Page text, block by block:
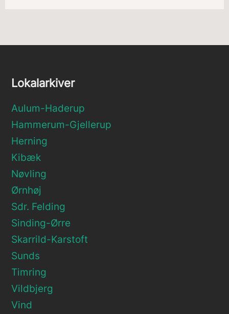
Lokalarkiver
Aulum-Haderup
Hammerum-Gjellerup
Herning
Kibæk
Nøvling
Ørnhøj
Sdr. Felding
Sinding-Ørre
Skarrild-Karstoft
Sunds
Timring
Vildbjerg
Vind